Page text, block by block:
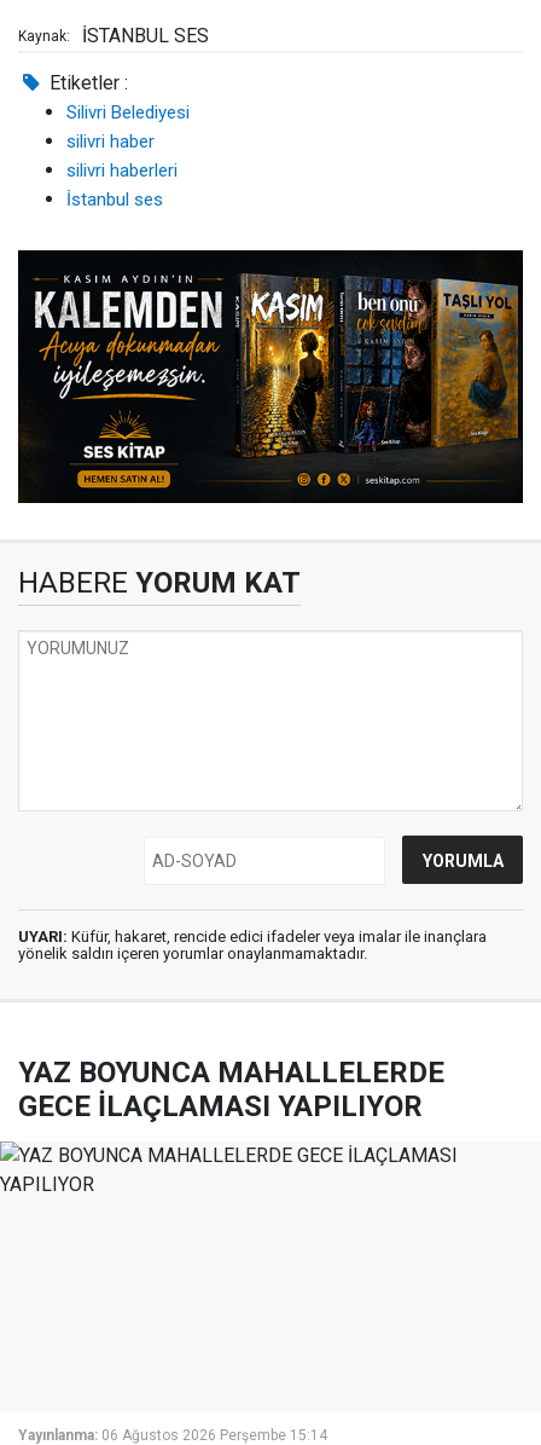
Kaynak: İSTANBUL SES
Etiketler :
Silivri Belediyesi
silivri haber
silivri haberleri
İstanbul ses
HABERE YORUM KAT
UYARI: Küfür, hakaret, rencide edici ifadeler veya imalar ile inançlara
yönelik saldırı içeren yorumlar onaylanmamaktadır.
YAZ BOYUNCA MAHALLELERDE
GECE İLAÇLAMASI YAPILIYOR
Yayınlanma: 06 Ağustos 2026 Perşembe 15:14